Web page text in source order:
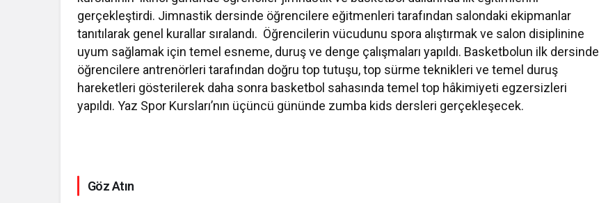
gerçekleştirdi. Jimnastik dersinde öğrencilere eğitmenleri tarafından salondaki ekipmanlar
tanıtılarak genel kurallar sıralandı. Öğrencilerin vücudunu spora alıştırmak ve salon disiplinine
uyum sağlamak için temel esneme, duruş ve denge çalışmaları yapıldı. Basketbolun ilk dersinde
öğrencilere antrenörleri tarafından doğru top tutuşu, top sürme teknikleri ve temel duruş
hareketleri gösterilerek daha sonra basketbol sahasında temel top hâkimiyeti egzersizleri
yapıldı. Yaz Spor Kursları’nın üçüncü gününde zumba kids dersleri gerçekleşecek.
Göz Atın